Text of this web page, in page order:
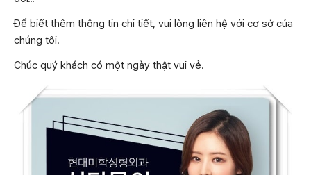
Để biết thêm thông tin chi tiết, vui lòng liên hệ với cơ sở của
chúng tôi.
Chúc quý khách có một ngày thật vui vẻ.